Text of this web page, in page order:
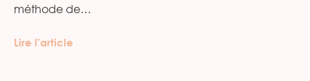
méthode de…
Lire l’article